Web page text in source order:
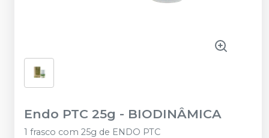
Endo PTC 25g - BIODINÂMICA
1 frasco com 25g de ENDO PTC